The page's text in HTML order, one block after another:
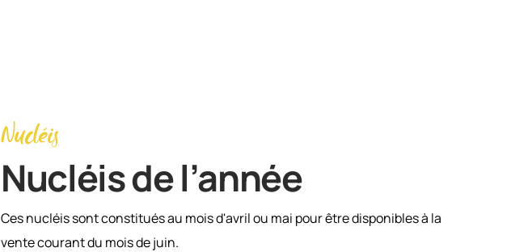
Nucléis
Nucléis de l’année
Ces nucléis sont constitués au mois d'avril ou mai pour être disponibles à la
vente courant du mois de juin.